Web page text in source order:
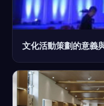
文化活動策劃的意